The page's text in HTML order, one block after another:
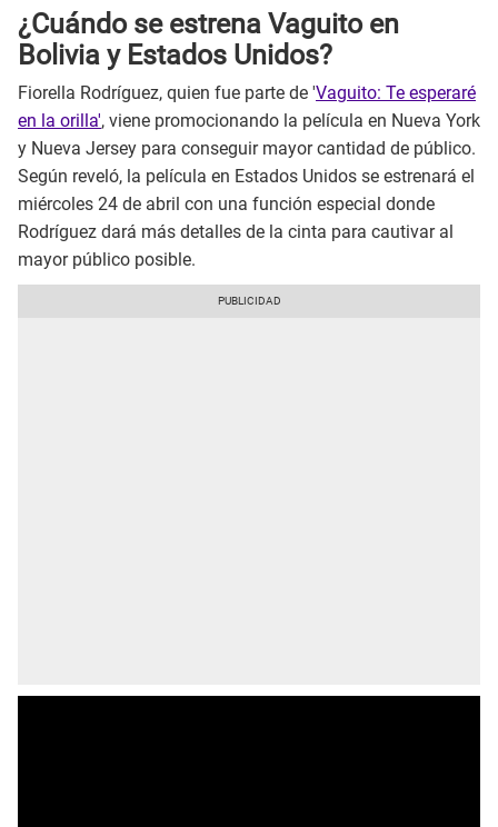
¿Cuándo se estrena Vaguito en
Bolivia y Estados Unidos?
Fiorella Rodríguez, quien fue parte de 'Vaguito: Te esperaré
en la orilla', viene promocionando la película en Nueva York
y Nueva Jersey para conseguir mayor cantidad de público.
Según reveló, la película en Estados Unidos se estrenará el
miércoles 24 de abril con una función especial donde
Rodríguez dará más detalles de la cinta para cautivar al
mayor público posible.